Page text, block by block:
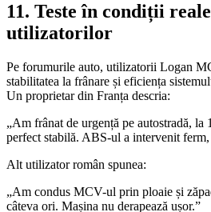
11. Teste în condiții
utilizatorilor
Pe forumurile auto, utilizatorii Logan
stabilitatea la frânare și eficiența
Un proprietar din Franța descria:
„Am frânat de urgență pe autostradă, la
perfect stabilă. ABS-ul a intervenit
Alt utilizator român spunea:
„Am condus MCV-ul prin ploaie și
câteva ori. Mașina nu derapează ușor.”